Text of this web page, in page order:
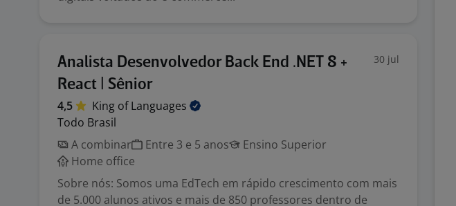
Analista Desenvolvedor Back End .NET 8 +
React | Sênior
30 jul
4,5 King ofLanguages
Todo Brasil
A combinar
Entre 3 e 5 anos
Ensino Superior
Home office
Sobre nós: Somos uma EdTech em rápido crescimento com mais
de 5.000 alunos ativos e mais de 850 professores dentro de